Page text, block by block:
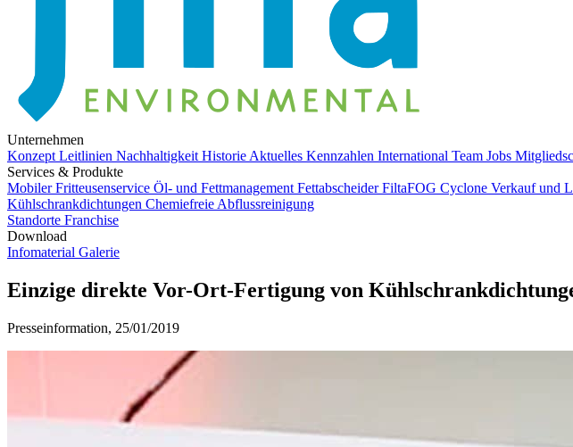
Unternehmen
Konzept Leitlinien Nachhaltigkeit Historie Aktuelles Kennzahlen International Team Jobs
Services & Produkte
Mobiler Fritteusenservice Öl- und Fettmanagement Fettabscheider FiltaFOG Cyclone Verkauf und
Kühlschrankdichtungen Chemiefreie Abflussreinigung
Standorte Franchise
Download
Infomaterial Galerie
Einzige direkte Vor-Ort-Fertigung von
Presseinformation, 25/01/2019